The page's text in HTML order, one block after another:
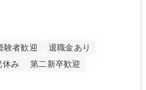
験者歓迎
退職金あり
休み 第二新卒歓迎